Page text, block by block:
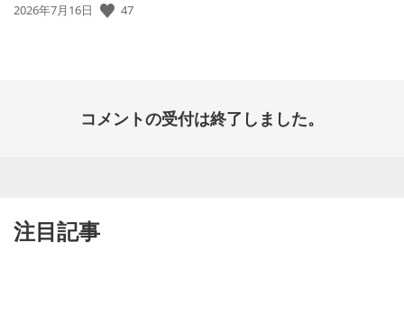
公
2026年7月16日 47
コメントの受付は終了しました。
注目記事